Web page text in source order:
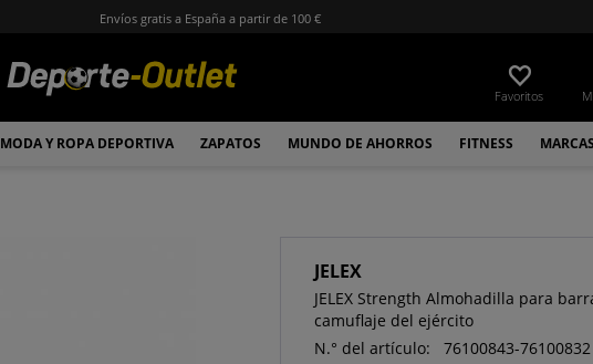
Envíos gratis a España a partir de 100 €
Favoritos
MODA Y ROPA DEPORTIVA ZAPATOS MUNDO DE AHORROS FITNESS MARCAS
JELEX
JELEX Strength Almohadilla para
camuflaje del ejército
N.° del artículo:
76100843-76100832